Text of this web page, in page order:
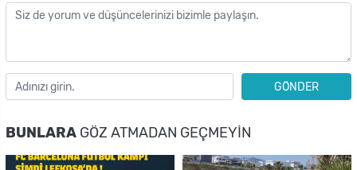
GÖNDER
BUNLARA GÖZ ATMADAN GEÇMEYIN